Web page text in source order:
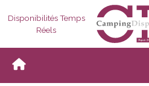
Disponibilités Temps
Réels